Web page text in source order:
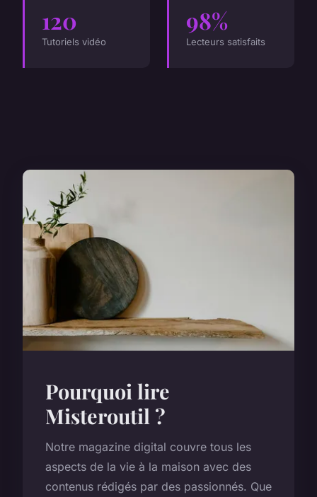
120
Tutoriels vidéo
98%
Lecteurs satisfaits
Pourquoi lire
Misteroutil ?
Notre magazine digital couvre tous les
aspects de la vie à la maison avec des
contenus rédigés par des passionnés. Que